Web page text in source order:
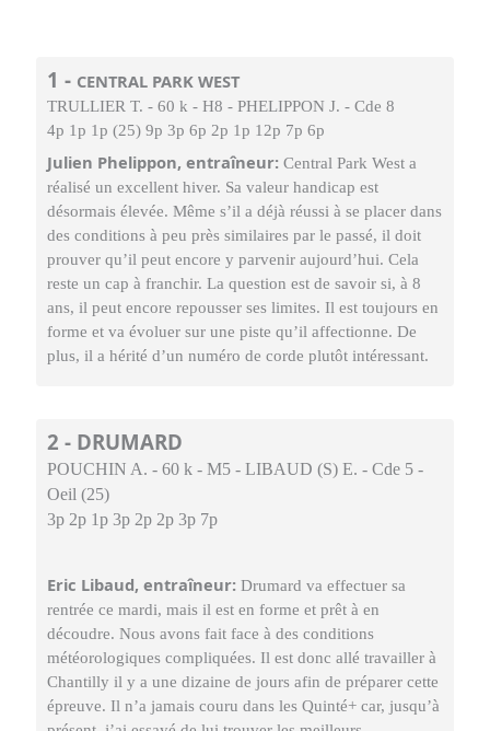
1 - CENTRAL PARK WEST
TRULLIER T. - 60 k - H8 - PHELIPPON J. - Cde 8
4p 1p 1p (25) 9p 3p 6p 2p 1p 12p 7p 6p
Julien Phelippon, entraîneur:Central Park West a
réalisé un excellent hiver. Sa valeur handicap est
désormais élevée. Même s’il a déjà réussi à se placer dans
des conditions à peu près similaires par le passé, il doit
prouver qu’il peut encore y parvenir aujourd’hui. Cela
reste un cap à franchir. La question est de savoir si, à 8
ans, il peut encore repousser ses limites. Il est toujours en
forme et va évoluer sur une piste qu’il affectionne. De
plus, il a hérité d’un numéro de corde plutôt intéressant.
2 - DRUMARD
POUCHIN A. - 60 k - M5 - LIBAUD (S) E. - Cde 5 -
Oeil (25)
3p 2p 1p 3p 2p 2p 3p 7p
Eric Libaud, entraîneur:Drumard va effectuer sa
rentrée ce mardi, mais il est en forme et prêt à en
découdre. Nous avons fait face à des conditions
météorologiques compliquées. Il est donc allé travailler à
Chantilly il y a une dizaine de jours afin de préparer cette
épreuve. Il n’a jamais couru dans les Quinté+ car, jusqu’à